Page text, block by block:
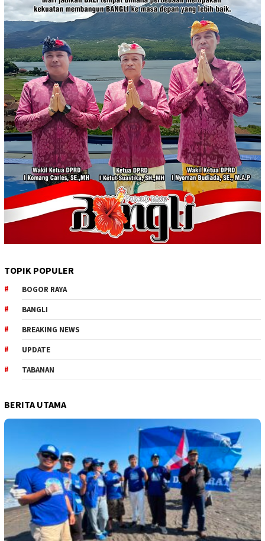
TOPIK POPULER
BOGOR RAYA
BANGLI
BREAKING NEWS
UPDATE
TABANAN
BERITA UTAMA